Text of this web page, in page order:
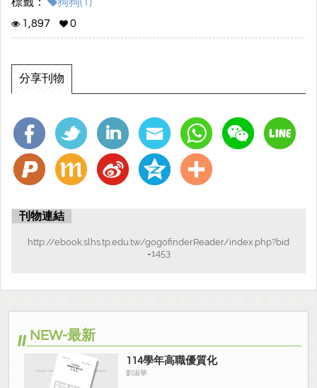
標籤：
狗狗(1)
1,897
0
分享刊物
刊物連結
http://ebook.slhs.tp.edu.tw/gogofinderReader/index.php?bid
=1453
NEW-最新
114學年高職優質化
劉淑華